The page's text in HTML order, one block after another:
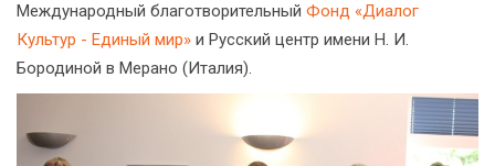
Международный благотворительный Фонд «Диалог
Культур - Единый мир» и Русский центр имени Н. И.
Бородиной в Мерано (Италия).